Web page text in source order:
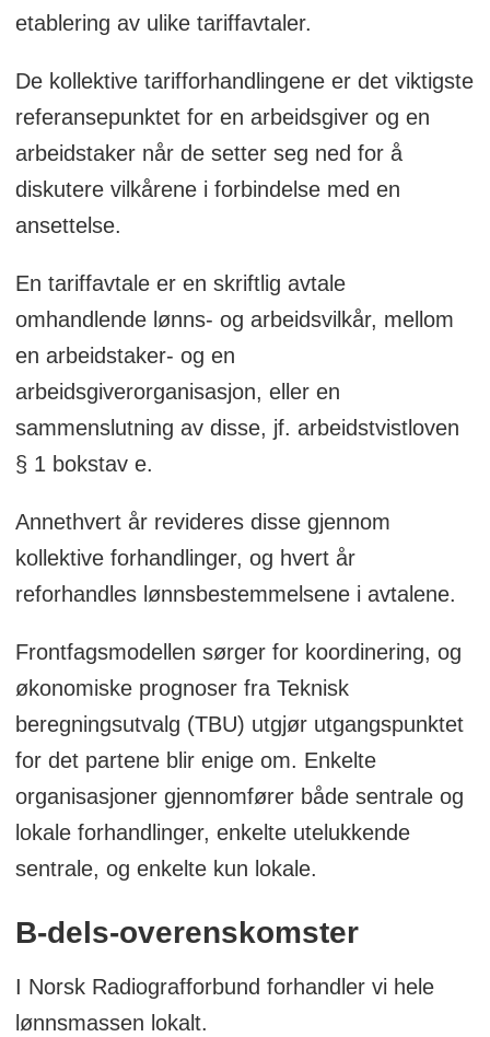
etablering av ulike tariffavtaler.
De kollektive tarifforhandlingene er det viktigste
referansepunktet for en arbeidsgiver og en
arbeidstaker når de setter seg ned for å
diskutere vilkårene i forbindelse med en
ansettelse.
En tariffavtale er en skriftlig avtale
omhandlende lønns- og arbeidsvilkår, mellom
en arbeidstaker- og en
arbeidsgiverorganisasjon, eller en
sammenslutning av disse, jf. arbeidstvistloven
§ 1 bokstav e.
Annethvert år revideres disse gjennom
kollektive forhandlinger, og hvert år
reforhandles lønnsbestemmelsene i avtalene.
Frontfagsmodellen sørger for koordinering, og
økonomiske prognoser fra Teknisk
beregningsutvalg (TBU) utgjør utgangspunktet
for det partene blir enige om. Enkelte
organisasjoner gjennomfører både sentrale og
lokale forhandlinger, enkelte utelukkende
sentrale, og enkelte kun lokale.
B-dels-overenskomster
I Norsk Radiografforbund forhandler vi hele
lønnsmassen lokalt.